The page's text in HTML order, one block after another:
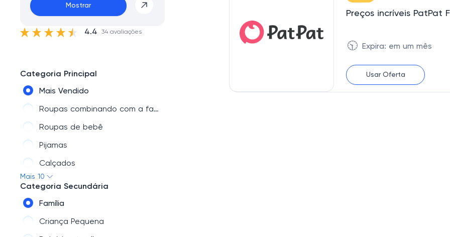
Mostrar
4.4 34 avaliações
Categoria Principal
Mais Vendido
Roupas combinando com a família
Roupas de bebê
Pijamas
Calçados
Roupas infantis
Novidades em
Mais 10
Categoria Secundária
Família
Criança Pequena
Preços incríveis PatPat
🕥 Expira: em um mês
Usar Oferta